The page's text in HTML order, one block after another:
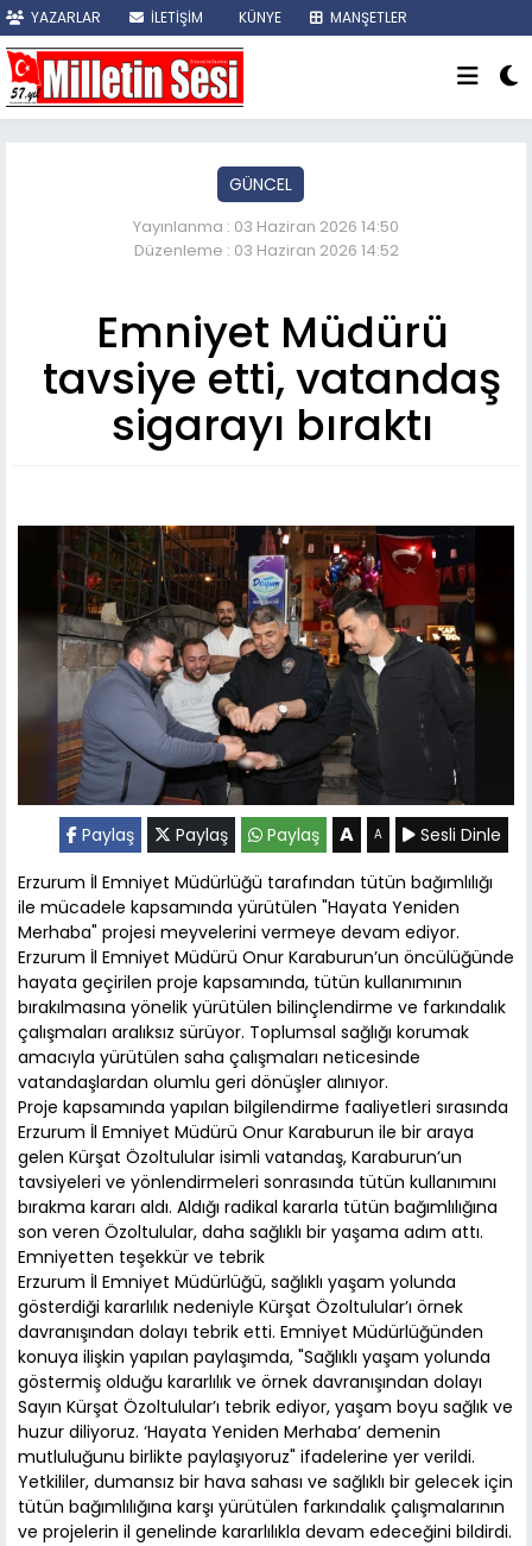
YAZARLAR İLETİŞİM KÜNYE
MANŞETLER
SON DAKİKA
GÜNCEL
Yayınlanma : 03 Haziran 2026 14:50
Düzenleme : 03 Haziran 2026 14:52
Emniyet Müdürü
tavsiye etti, vatandaş
sigarayı bıraktı
Paylaş Paylaş Paylaş A A
Sesli Dinle
Erzurum İl Emniyet Müdürlüğü tarafından tütün bağımlılığı
ile mücadele kapsamında yürütülen "Hayata Yeniden
Merhaba" projesi meyvelerini vermeye devam ediyor.
Erzurum İl Emniyet Müdürü Onur Karaburun’un öncülüğünde
hayata geçirilen proje kapsamında, tütün kullanımının
bırakılmasına yönelik yürütülen bilinçlendirme ve farkındalık
çalışmaları aralıksız sürüyor. Toplumsal sağlığı korumak
amacıyla yürütülen saha çalışmaları neticesinde
vatandaşlardan olumlu geri dönüşler alınıyor.
Proje kapsamında yapılan bilgilendirme faaliyetleri sırasında
Erzurum İl Emniyet Müdürü Onur Karaburun ile bir araya
gelen Kürşat Özoltulular isimli vatandaş, Karaburun’un
tavsiyeleri ve yönlendirmeleri sonrasında tütün kullanımını
bırakma kararı aldı. Aldığı radikal kararla tütün bağımlılığına
son veren Özoltulular, daha sağlıklı bir yaşama adım attı.
Emniyetten teşekkür ve tebrik
Erzurum İl Emniyet Müdürlüğü, sağlıklı yaşam yolunda
gösterdiği kararlılık nedeniyle Kürşat Özoltulular’ı örnek
davranışından dolayı tebrik etti. Emniyet Müdürlüğünden
konuya ilişkin yapılan paylaşımda, "Sağlıklı yaşam yolunda
göstermiş olduğu kararlılık ve örnek davranışından dolayı
Sayın Kürşat Özoltulular’ı tebrik ediyor, yaşam boyu sağlık ve
huzur diliyoruz. ‘Hayata Yeniden Merhaba’ demenin
mutluluğunu birlikte paylaşıyoruz" ifadelerine yer verildi.
Yetkililer, dumansız bir hava sahası ve sağlıklı bir gelecek için
tütün bağımlılığına karşı yürütülen farkındalık çalışmalarının
ve projelerin il genelinde kararlılıkla devam edeceğini bildirdi.